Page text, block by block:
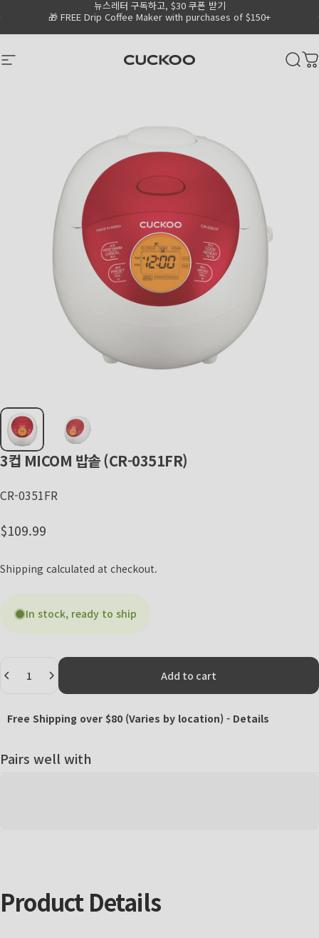
Go to Accessibility Statement Page
🎁 FREE Drip Coffee Maker with purchases of $150+
뉴스레터 구독하고, $30 쿠폰 받기
Pause slideshow
Site navigation CUCKOO America
3컵 MICOM 밥솥(CR-0351FR)
CR-0351FR
Regular price
$109.99
Shipping calculated at checkout.
In stock, ready to ship
Add to cart
Free Shipping over $80 (Varies by location) - Details
Pairs well with
Product Details